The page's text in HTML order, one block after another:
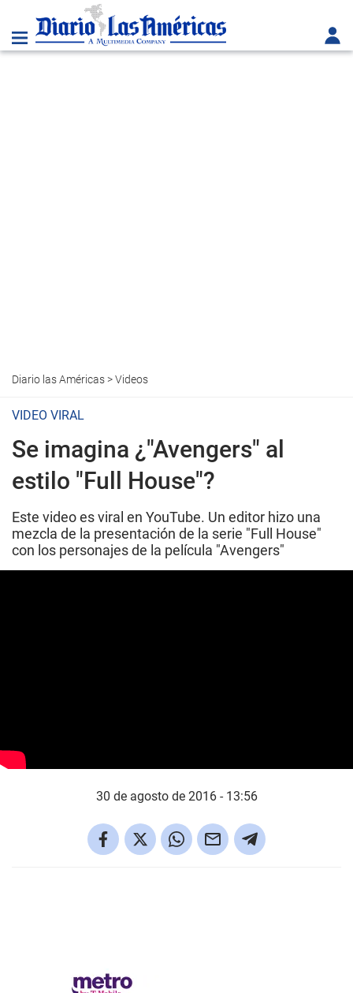
Diario las Américas>Videos
VIDEO VIRAL
Se imagina ¿"Avengers" al
estilo "Full House"?
Este video es viral en YouTube. Un editor hizo una
mezcla de la presentación de la serie "Full House"
con los personajes de la película "Avengers"
30 de agosto de 2016 - 13:56